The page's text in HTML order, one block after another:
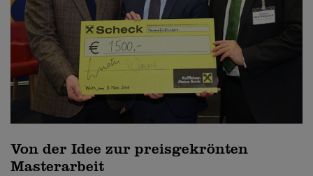
Von der Idee zur preisgekrönten
Masterarbeit